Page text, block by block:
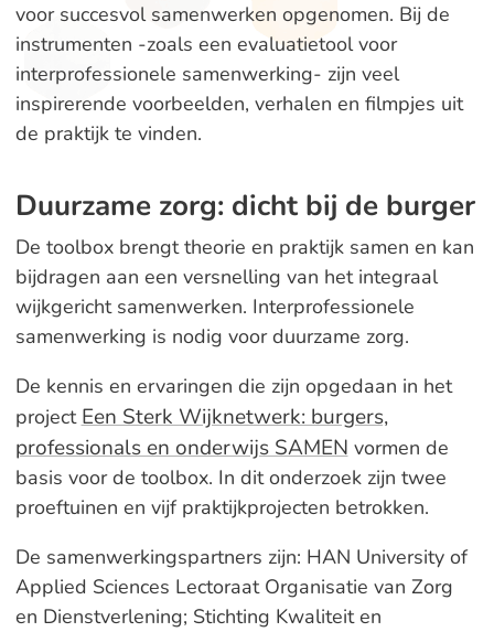
voor succesvol samenwerken opgenomen. Bij de
instrumenten -zoals een evaluatietool voor
interprofessionele samenwerking- zijn veel
inspirerende voorbeelden, verhalen en filmpjes uit
de praktijk te vinden.
Duurzame zorg: dicht bij de burger
De toolbox brengt theorie en praktijk samen en kan
bijdragen aan een versnelling van het integraal
wijkgericht samenwerken. Interprofessionele
samenwerking is nodig voor duurzame zorg.
De kennis en ervaringen die zijn opgedaan in het
project Een Sterk Wijknetwerk: burgers,
professionals en onderwijs SAMEN vormen de
basis voor de toolbox. In dit onderzoek zijn twee
proeftuinen en vijf praktijkprojecten betrokken.
De samenwerkingspartners zijn: HAN University of
Applied Sciences Lectoraat Organisatie van Zorg
en Dienstverlening; Stichting Kwaliteit en